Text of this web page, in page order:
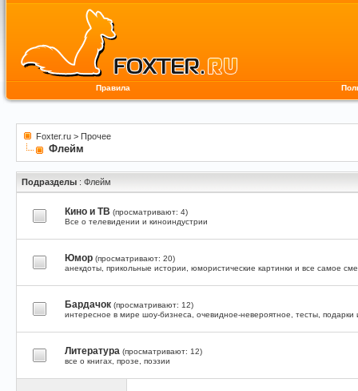
Правила
Foxter.ru > Прочее
Флейм
Подразделы : Флейм
Кино и ТВ (просматривают: 4)
Все о телевидении и киноиндустрии
Юмор (просматривают: 20)
анекдоты, прикольные истории, юмористические картинки и все самое
Бардачок (просматривают: 12)
интересное в мире шоу-бизнеса, очевидное-невероятное, тесты, подарки
Литература (просматривают: 12)
все о книгах, прозе, поэзии